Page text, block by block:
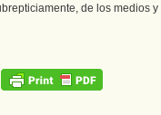
de los medios